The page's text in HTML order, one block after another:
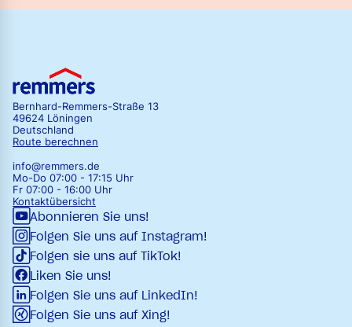
Bernhard-Remmers-Straße 13
49624 Löningen
Deutschland
Route berechnen
info@remmers.de
Mo-Do 07:00 - 17:15 Uhr
Fr 07:00 - 16:00 Uhr
Kontaktübersicht
Abonnieren Sie uns!
Folgen Sie uns auf Instagram!
Folgen sie uns auf TikTok!
Liken Sie uns!
Folgen Sie uns auf LinkedIn!
Folgen Sie uns auf Xing!